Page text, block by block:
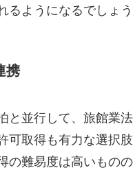
るようになるでしょう
携
と並行して、旅館業法
可取得も有力な選択
の難易度は高いもの